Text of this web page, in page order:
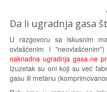
Da li ugradnja gasa
U razgovoru sa iskusnim
ovlašćenim i
naknadna ugradnja gasa ne
Izuzetak su onikoji su već
gasu ili metanu